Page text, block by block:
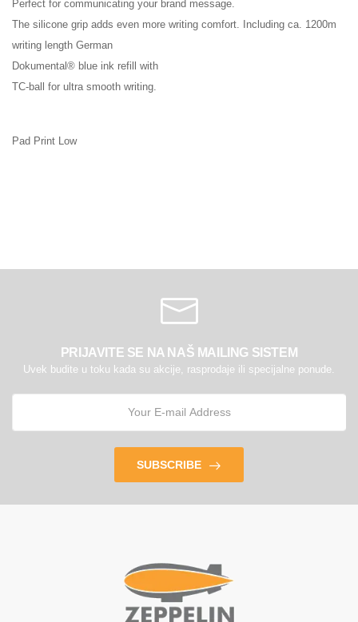
Perfect for communicating your brand message.
The silicone grip adds even more writing comfort. Including ca. 1200m
writing length German
Dokumental® blue ink refill with
TC-ball for ultra smooth writing.
Pad Print Low
PRIJAVITE SE NA NAŠ MAILING SISTEM
Uvek budite u toku kada su akcije, rasprodaje ili specijalne ponude.
SUBSCRIBE